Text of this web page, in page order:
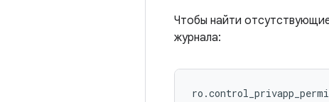
Чтобы найти
журнала: